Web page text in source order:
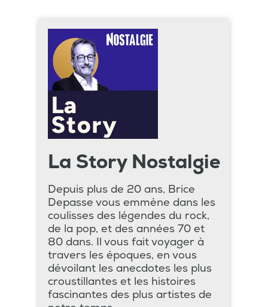
La Story Nostalgie
Depuis plus de 20 ans, Brice
Depasse vous emmène dans les
coulisses des légendes du rock,
de la pop, et des années 70 et
80 dans. Il vous fait voyager à
travers les époques, en vous
dévoilant les anecdotes les plus
croustillantes et les histoires
fascinantes des plus artistes de